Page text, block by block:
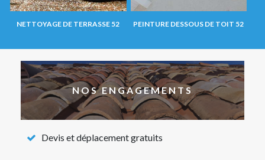
NETTOYAGE DE TERRASSE 52 PEINTURE DESSOUS DE TOIT 52
NOS ENGAGEMENTS
Devis et déplacement gratuits